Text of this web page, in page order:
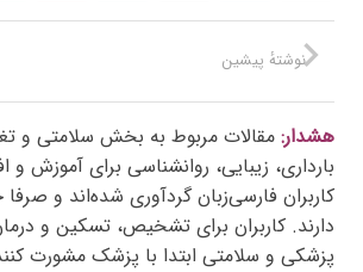
نوشتهٔ پیشین
هشدار: مقالات مربوط به بخش سلامتی و
بارداری، زیبایی، روانشناسی برای آموزش و
کاربران فارسی‌زبان گردآوری شده‌اند و
دارند. کاربران برای تشخیص، تسکین و
پزشکی و سلامتی ابتدا با پزشک مشورت